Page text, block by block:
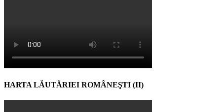
HARTA LĂUTĂRIEI ROMÂNEŞTI (II)